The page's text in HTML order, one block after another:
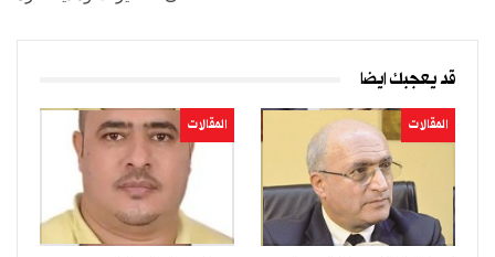
قد يعجبك ايضا
المقالات المقالات